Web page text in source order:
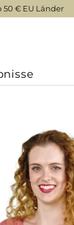
50 € EU Länder